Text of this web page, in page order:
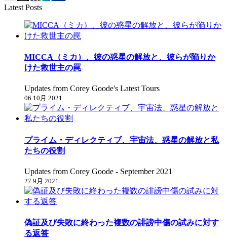
Latest Posts
MICCA（ミカ）、彼の惑星の解放と、彼らが陥りか
けた救世主の罠
Updates from Corey Goode's Latest Tours
06 10月 2021
プライム・ディレクティブ、宇宙法、惑星の解放と私
たちの役割
Updates from Corey Goode - September 2021
27 9月 2021
偽証及び失敗に終わった複数の誹謗中傷の試みに対す
る返答